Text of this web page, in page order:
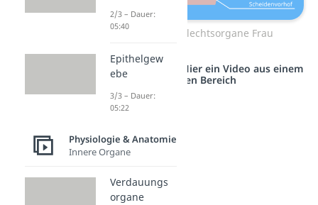
Äußere Geschlechtsorgane Frau
Studyflix vernetzt: Hier ein Video aus einem
anderen Bereich
2/3 – Dauer:
05:40
Epithelgew
ebe
3/3 – Dauer:
05:22
Physiologie & Anatomie
Innere Organe
Verdauungs
organe